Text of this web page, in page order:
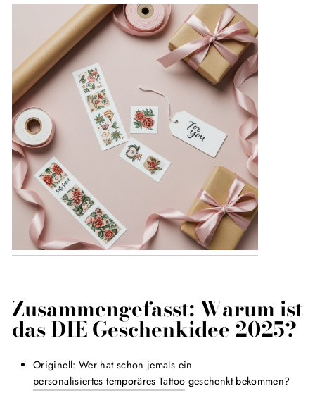
Zusammengefasst: Warum ist
das DIE Geschenkidee 2025?
Originell: Wer hat schon jemals ein
personalisiertes temporäres Tattoo geschenkt bekommen?